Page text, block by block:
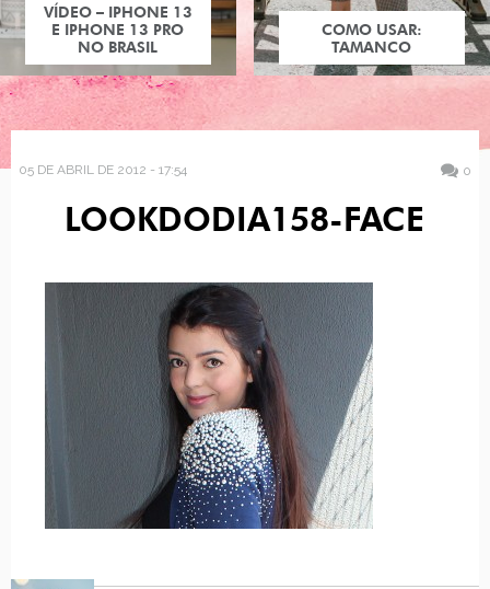
VÍDEO – IPHONE 13
E IPHONE 13 PRO
NO BRASIL
COMO USAR:
TAMANCO
05 DE ABRIL DE 2012 - 17:54 0
LOOKDODIA158-FACE